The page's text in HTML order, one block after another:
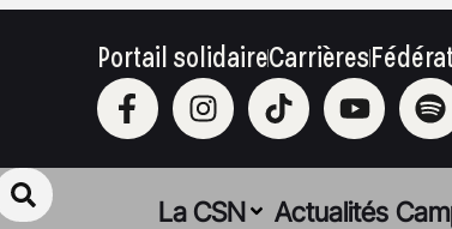
Portail solidaireCarrières
La CSN Actualités